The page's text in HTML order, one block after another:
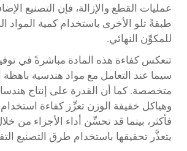
عمليات القطع والإزالة، فإن التصنيع
طبقةً تلو الأخرى باستخدام كمية المواد
للمكوِّن النهائي.
تنعكس كفاءة هذه المادة مباشرةً في
سيما عند التعامل مع مواد هندسية باهظة
متخصصة. كما أن القدرة على إنتاج
وهياكل خفيفة الوزن تعزِّز كفاءة استخدام
فأكثر، بينما قد تحسِّن أداء الأجزاء من
يتعذَّر تحقيقها باستخدام طرق التصنيع